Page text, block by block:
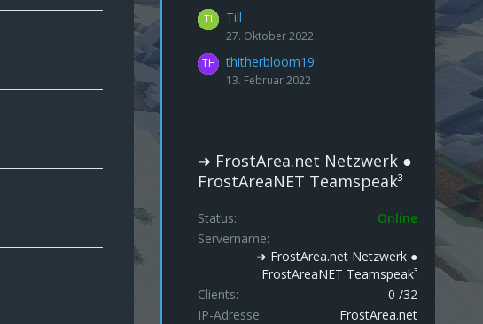
Till
27. Oktober 2022
thitherbloom19
13. Februar 2022
➜ FrostArea.net Netzwerk ●
FrostAreaNET Teamspeak³
Status
Online
Servername
➜ FrostArea.net Netzwerk ●
FrostAreaNET Teamspeak³
Clients
0 /32
IP-Adresse
FrostArea.net